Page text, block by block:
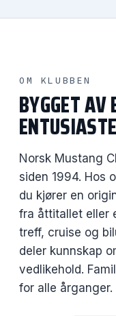
OM KLUBBEN
BYGGET AV
Norsk Mustang
siden 1994. Hos
du kjører en
fra åttitallet eller
treff, cruise og
deler kunnskap
vedlikehold.
for alle årganger.